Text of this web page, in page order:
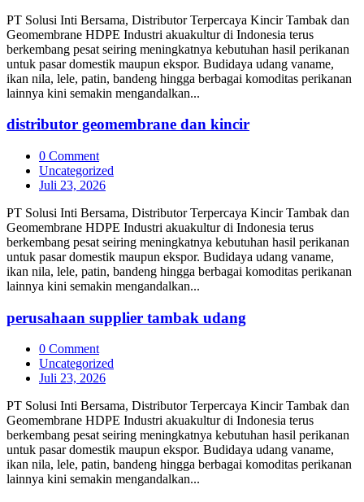
PT Solusi Inti Bersama, Distributor Terpercaya Kincir Tambak dan
Geomembrane HDPE Industri akuakultur di Indonesia terus
berkembang pesat seiring meningkatnya kebutuhan hasil perikanan
untuk pasar domestik maupun ekspor. Budidaya udang vaname,
ikan nila, lele, patin, bandeng hingga berbagai komoditas perikanan
lainnya kini semakin mengandalkan...
distributor geomembrane dan kincir
0 Comment
Uncategorized
Juli 23, 2026
PT Solusi Inti Bersama, Distributor Terpercaya Kincir Tambak dan
Geomembrane HDPE Industri akuakultur di Indonesia terus
berkembang pesat seiring meningkatnya kebutuhan hasil perikanan
untuk pasar domestik maupun ekspor. Budidaya udang vaname,
ikan nila, lele, patin, bandeng hingga berbagai komoditas perikanan
lainnya kini semakin mengandalkan...
perusahaan supplier tambak udang
0 Comment
Uncategorized
Juli 23, 2026
PT Solusi Inti Bersama, Distributor Terpercaya Kincir Tambak dan
Geomembrane HDPE Industri akuakultur di Indonesia terus
berkembang pesat seiring meningkatnya kebutuhan hasil perikanan
untuk pasar domestik maupun ekspor. Budidaya udang vaname,
ikan nila, lele, patin, bandeng hingga berbagai komoditas perikanan
lainnya kini semakin mengandalkan...